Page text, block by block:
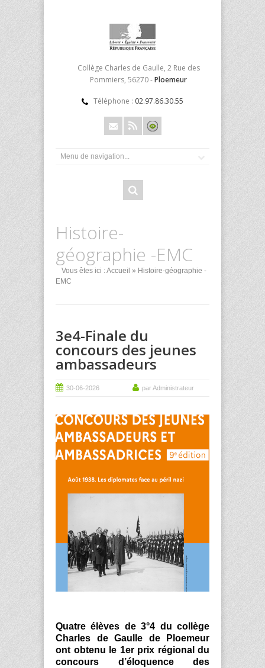
Collège Charles de Gaulle, 2 Rue des
Pommiers, 56270 -Ploemeur
Téléphone : 02.97.86.30.55
Histoire-
géographie -EMC
Vous êtes ici :Accueil » Histoire-géographie -
EMC
3e4-Finale du
concours des jeunes
ambassadeurs
30-06-2026 par Administrateur
Quatre élèves de 3°4 du collège
Charles de Gaulle de Ploemeur
ont obtenu le 1erprix régional du
concours d’éloquence des